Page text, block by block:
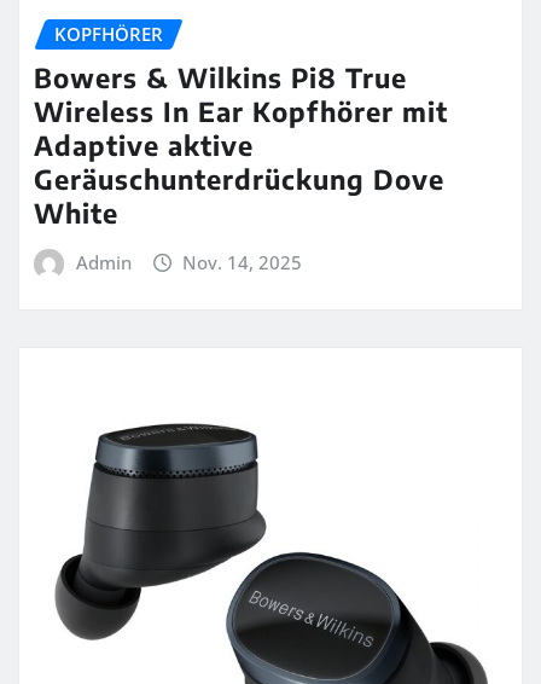
KOPFHÖRER
Bowers & Wilkins Pi8 True
Wireless In Ear Kopfhörer mit
Adaptive aktive
Geräuschunterdrückung Dove
White
Admin Nov. 14, 2025